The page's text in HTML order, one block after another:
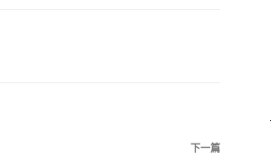
下一篇